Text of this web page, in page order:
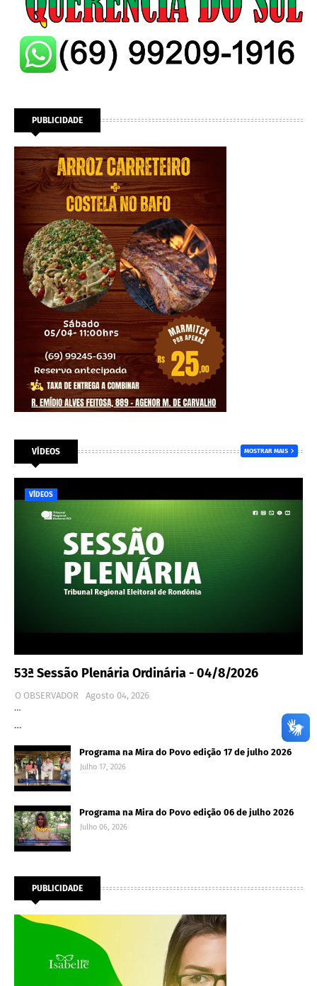
PUBLICIDADE
VÍDEOS MOSTRAR MAIS
VÍDEOS
53ª Sessão Plenária Ordinária - 04/8/2026
O OBSERVADOR
Agosto 04, 2026
…
…
Programa na Mira do Povo edição 17 de julho 2026
Julho 17, 2026
Programa na Mira do Povo edição 06 de julho 2026
Julho 06, 2026
PUBLICIDADE